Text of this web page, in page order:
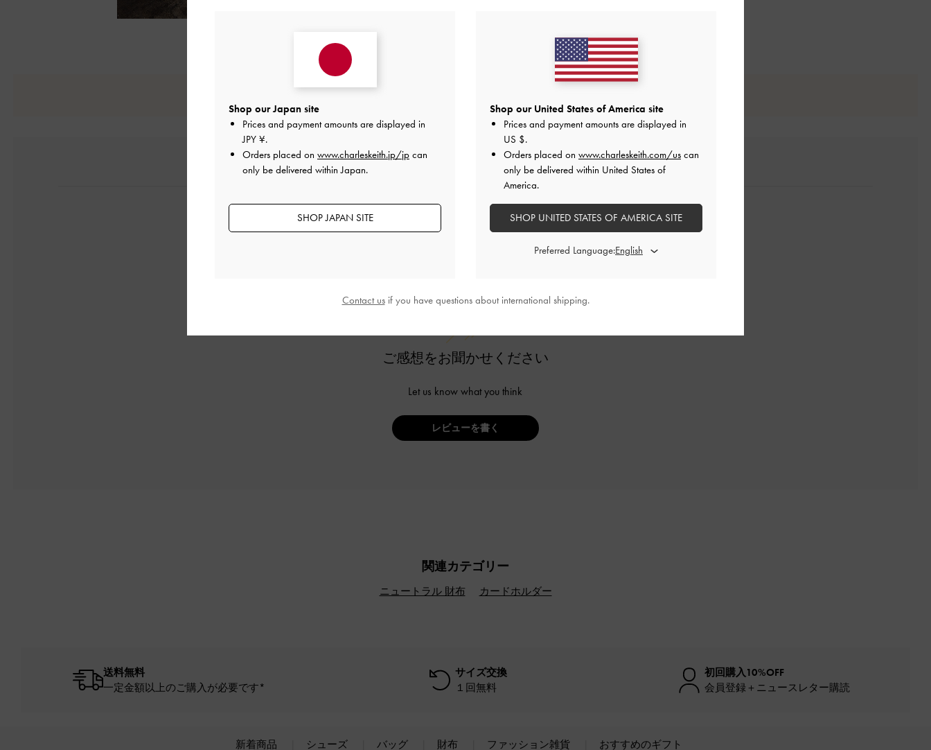
ご感想をお聞かせください
Let us know what you think
レビューを書く
関連カテゴリー
ニュートラル 財布 カードホルダー
送料無料
一定金額以上のご購入が必要です*
サイズ交換
１回無料
初回購入10%OFF
会員登録＋ニュースレター購読
新着商品 シューズ バッグ 財布 ファッション雑貨 おすすめのギフト
Shop our Japan site
Prices and payment amounts are displayed in
JPY ¥.
Orders placed on www.charleskeith.jp/jp can
only be delivered within Japan.
SHOP JAPAN SITE
Shop our United States of America site
Prices and payment amounts are displayed in
US $.
Orders placed on www.charleskeith.com/us can
only be delivered within United States of
America.
SHOP UNITED STATES OF AMERICA SITE
Preferred Language:
Contact usif you have questions about international shipping.